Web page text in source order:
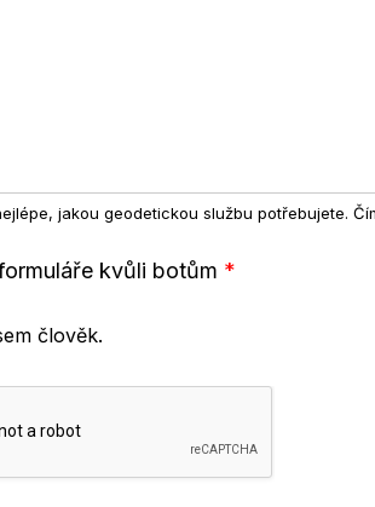
jakou geodetickou službu potřebujete.
kvůli botům *
člověk.